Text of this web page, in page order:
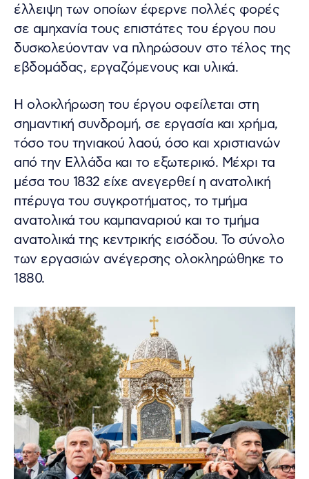
έλλειψη των οποίων έφερνε πολλές φορές
σε αμηχανία τους επιστάτες του έργου που
δυσκολεύονταν να πληρώσουν στο τέλος της
εβδομάδας, εργαζόμενους και υλικά.
Η ολοκλήρωση του έργου οφείλεται στη
σημαντική συνδρομή, σε εργασία και χρήμα,
τόσο του τηνιακού λαού, όσο και χριστιανών
από την Ελλάδα και το εξωτερικό. Μέχρι τα
μέσα του 1832 είχε ανεγερθεί η ανατολική
πτέρυγα του συγκροτήματος, το τμήμα
ανατολικά του καμπαναριού και το τμήμα
ανατολικά της κεντρικής εισόδου. Το σύνολο
των εργασιών ανέγερσης ολοκληρώθηκε το
1880.